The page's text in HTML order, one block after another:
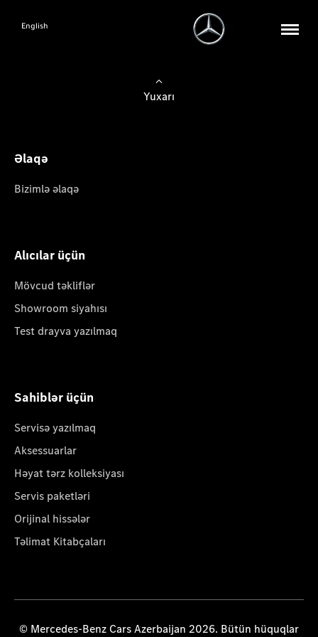
English
Yuxarı
Əlaqə
Bizimlə əlaqə
Alıcılar üçün
Mövcud təkliflər
Showroom siyahısı
Test drayva yazılmaq
Sahiblər üçün
Servisə yazılmaq
Aksessuarlar
Həyat tərz kolleksiyası
Servis paketləri
Orijinal hissələr
Təlimat Kitabçaları
© Mercedes-Benz Cars Azerbaijan 2026. Bütün hüquqlar